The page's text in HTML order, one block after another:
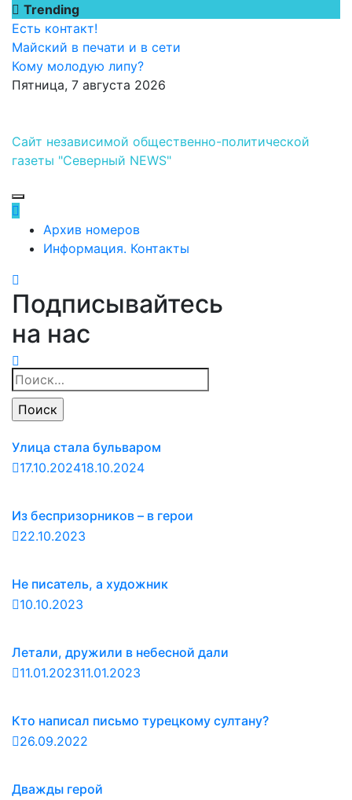
Перейти
содержимому
Trending
Есть контакт!
Майский в печати и в сети
Кому молодую липу?
Пятница, 7 августа 2026
Сайт независимой общественно-политической
газеты "Северный NEWS"
Архив номеров
Информация. Контакты
Подписывайтесь
на нас
Найти:
Улица стала бульваром
17.10.202418.10.2024
Из беспризорников – в герои
22.10.2023
Не писатель, а художник
10.10.2023
Летали, дружили в небесной дали
11.01.202311.01.2023
Кто написал письмо турецкому султану?
26.09.2022
Дважды герой